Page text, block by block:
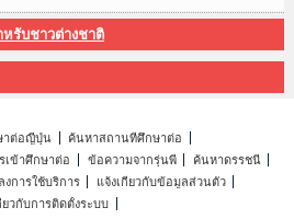
รับชาวต่างชาติ
าต่อญี่ปุ่น
ค้นหาสถานที่ศึกษาต่อ
เข้าศึกษาต่อ
ข้อความจากรุ่นพี่
ค้นหาดรรชนี
การใช้บริการ
แจ้งเกี่ยวกับข้อมูลส่วนตัว
ยวกับการติดตั้งระบบ